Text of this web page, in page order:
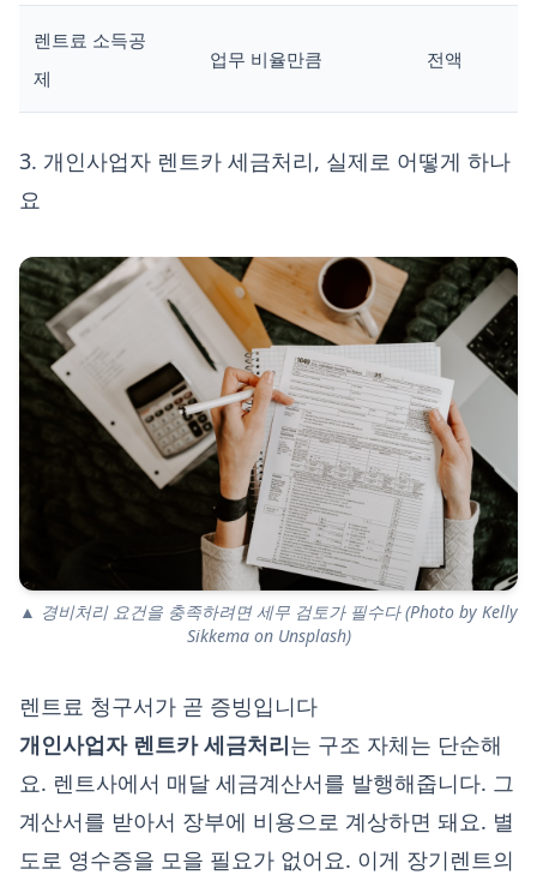
렌트료 소득공
제
업무 비율만큼 전액
3. 개인사업자 렌트카 세금처리, 실제로 어떻게 하나
요
▲ 경비처리 요건을 충족하려면 세무 검토가 필수다 (Photo by Kelly
Sikkema on Unsplash)
렌트료 청구서가 곧 증빙입니다
개인사업자 렌트카 세금처리는 구조 자체는 단순해
요. 렌트사에서 매달 세금계산서를 발행해줍니다. 그
계산서를 받아서 장부에 비용으로 계상하면 돼요. 별
도로 영수증을 모을 필요가 없어요. 이게 장기렌트의